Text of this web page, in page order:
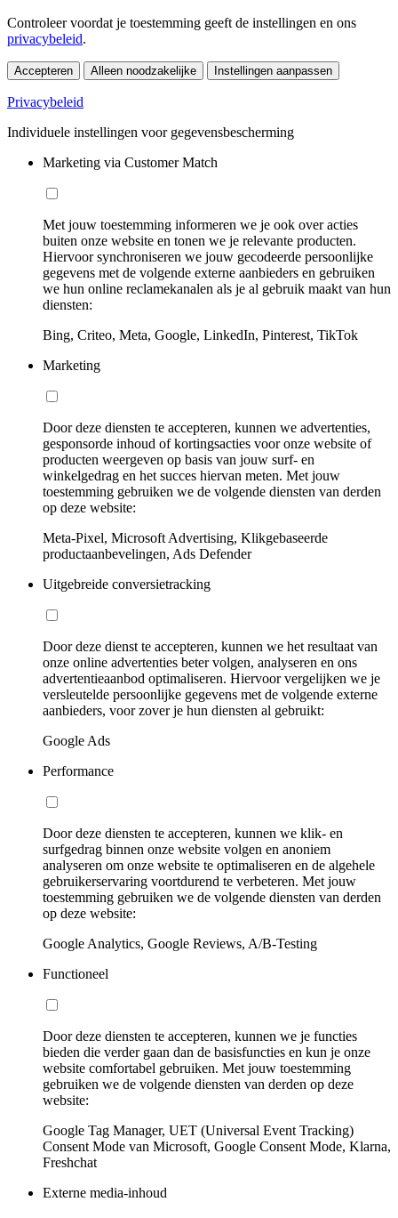
Controleer voordat je toestemming geeft de instellingen en ons
privacybeleid.
Accepteren Alleen noodzakelijke Instellingen aanpassen
Privacybeleid
Individuele instellingen voor gegevensbescherming
Marketing via Customer Match
Met jouw toestemming informeren we je ook over acties
buiten onze website en tonen we je relevante producten.
Hiervoor synchroniseren we jouw gecodeerde persoonlijke
gegevens met de volgende externe aanbieders en gebruiken
we hun online reclamekanalen als je al gebruik maakt van hun
diensten:
Bing, Criteo, Meta, Google, LinkedIn, Pinterest, TikTok
Marketing
Door deze diensten te accepteren, kunnen we advertenties,
gesponsorde inhoud of kortingsacties voor onze website of
producten weergeven op basis van jouw surf- en
winkelgedrag en het succes hiervan meten. Met jouw
toestemming gebruiken we de volgende diensten van derden
op deze website:
Meta-Pixel, Microsoft Advertising, Klikgebaseerde
productaanbevelingen, Ads Defender
Uitgebreide conversietracking
Door deze dienst te accepteren, kunnen we het resultaat van
onze online advertenties beter volgen, analyseren en ons
advertentieaanbod optimaliseren. Hiervoor vergelijken we je
versleutelde persoonlijke gegevens met de volgende externe
aanbieders, voor zover je hun diensten al gebruikt:
Google Ads
Performance
Door deze diensten te accepteren, kunnen we klik- en
surfgedrag binnen onze website volgen en anoniem
analyseren om onze website te optimaliseren en de algehele
gebruikerservaring voortdurend te verbeteren. Met jouw
toestemming gebruiken we de volgende diensten van derden
op deze website:
Google Analytics, Google Reviews, A/B-Testing
Functioneel
Door deze diensten te accepteren, kunnen we je functies
bieden die verder gaan dan de basisfuncties en kun je onze
website comfortabel gebruiken. Met jouw toestemming
gebruiken we de volgende diensten van derden op deze
website:
Google Tag Manager, UET (Universal Event Tracking)
Consent Mode van Microsoft, Google Consent Mode, Klarna,
Freshchat
Externe media-inhoud